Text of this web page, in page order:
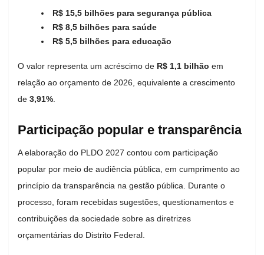
R$ 15,5 bilhões para segurança pública
R$ 8,5 bilhões para saúde
R$ 5,5 bilhões para educação
O valor representa um acréscimo de R$ 1,1 bilhão em
relação ao orçamento de 2026, equivalente a crescimento
de 3,91%
Participação popular e transparência
A elaboração do PLDO 2027 contou com participação
popular por meio de audiência pública, em cumprimento ao
princípio da transparência na gestão pública. Durante o
processo, foram recebidas sugestões, questionamentos e
contribuições da sociedade sobre as diretrizes
orçamentárias do Distrito Federal.